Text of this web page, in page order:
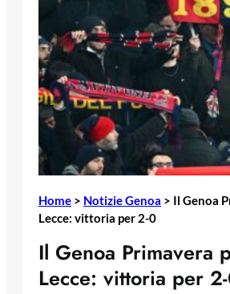
Home > Notizie Genoa > Il Genoa
Lecce: vittoria per 2-0
Il Genoa Primavera
Lecce: vittoria per